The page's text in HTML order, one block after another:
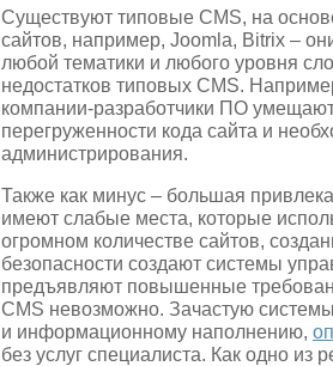
Существуют типовые CMS, на
сайтов, например, Joomla, Bitrix –
любой тематики и любого уровня
недостатков типовых CMS.
компании-разработчики ПО
перегруженности кода сайта и
администрирования.
Также как минус – большая
имеют слабые места, которые
огромном количестве сайтов,
безопасности создают системы
предъявляют повышенные
CMS невозможно. Зачастую
и информационному наполнению,
без услуг специалиста. Как одно